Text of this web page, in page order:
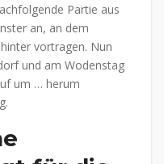
Partie aus
an, an dem
vortragen. Nun
und am Wodenstag
um … herum